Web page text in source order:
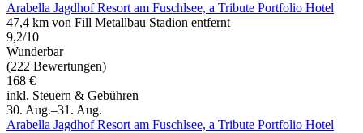
Arabella Jagdhof Resort am Fuschlsee, a Tribute Portfolio Hotel
47,4 km von Fill Metallbau Stadion entfernt
9,2/10
Wunderbar
(222 Bewertungen)
168 €
inkl. Steuern & Gebühren
30. Aug.–31. Aug.
Arabella Jagdhof Resort am Fuschlsee, a Tribute Portfolio Hotel